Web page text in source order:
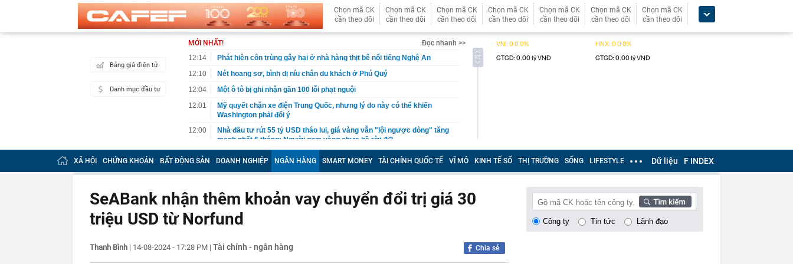
Chọn mã CK
cần theo dõi
Chọn mã CK
cần theo dõi
Chọn mã CK
cần theo dõi
Chọn mã CK
cần theo dõi
Chọn mã CK
cần theo dõi
Chọn mã CK
cần theo dõi
Chọn mã CK
cần theo dõi
Bảng giá điện tử
Danh mục đầu tư
MỚI NHẤT!
Đọc nhanh >>
12:14
Phát hiện côn trùng gây hại ở nhà hàng thịt bê nổi tiếng Nghệ An
12:10
Nét hoang sơ, bình dị níu chân du khách ở Phú Quý
12:04
Một ô tô bị ghi nhận gần 100 lỗi phạt nguội
12:01
Mỹ quyết chặn xe điện Trung Quốc, nhưng lý do này có thể khiến
Washington phải đổi ý
12:00
Nhà đầu tư rút 55 tỷ USD tháo lui, giá vàng vẫn "lội ngược dòng" tăng
mạnh nhất 6 tháng: Người gom vàng chưa hề rời đi?
11:59
Hà Nội miễn nhiệm ủy viên UBND thành phố với 11 lãnh đạo sở, ngành
11:59
Thi Chông Gai mà vẫn bị chê mờ nhạt, vợ ca sĩ có hit 151 triệu views
11:52
Giải Marathon Quốc tế Hà Nội Techcombank 2026: Giải chạy biểu
tượng quốc gia, khẳng định tầm vóc khu vực
11:49
Cận cảnh trường nội trú liên cấp hơn 140 tỷ đồng trước ngày bàn giao
siêu mẫu, gương mặt này thì không thể nghèo
11:46
Công an kiểm tra 162 shipper, nhân viên, người chơi game...
XÃ HỘI CHỨNG KHOÁN BẤT ĐỘNG SẢN DOANH NGHIỆP NGÂN HÀNG SMART MONEY TÀI CHÍNH QUỐC TẾ VĨ MÔ KINH TẾ SỐ THỊ TRƯỜNG SỐNG LIFESTYLE Dữ liệu F INDEX
SeABank nhận thêm khoản vay chuyển đổi trị giá 30
triệu USD từ Norfund
Thanh Bình | 14-08-2024 - 17:28 PM | Tài chính - ngân hàng Chia sẻ
Công ty Tin tức Lãnh đạo